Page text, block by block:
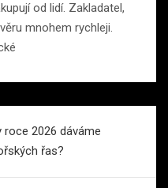
od lidí. Zakladatel,
mnohem rychleji.
2026 dáváme
řas?